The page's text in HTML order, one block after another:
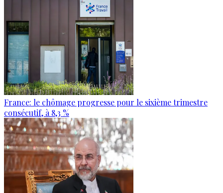
France: le chômage progresse pour le sixième trimestre
consécutif, à 8,3 %